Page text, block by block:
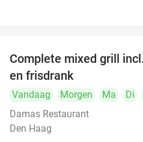
Complete mixed grill
en frisdrank
Vandaag Morgen Ma Di
Damas Restaurant
Den Haag